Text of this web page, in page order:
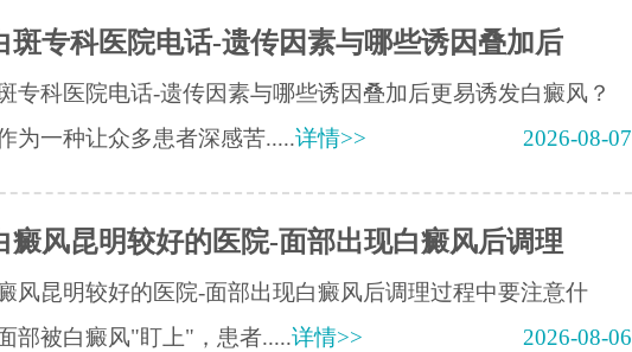
斑专科医院电话-遗传因素与哪些诱因叠加后
专科医院电话-遗传因素与哪些诱因叠加后更易诱发白癜风？
为一种让众多患者深感苦.....详情>> 2026-08-07
癜风昆明较好的医院-面部出现白癜风后调理
风昆明较好的医院-面部出现白癜风后调理过程中要注意什
部被白癜风"盯上"，患者.....详情>> 2026-08-06